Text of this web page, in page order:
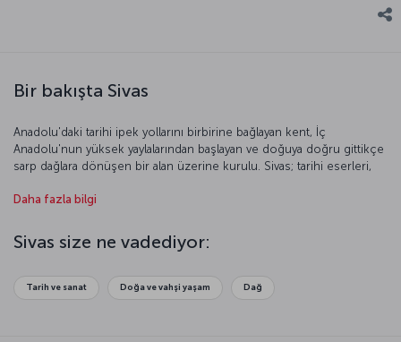
Bir bakışta Sivas
Anadolu'daki tarihi ipek yollarını birbirine bağlayan kent, İç
Anadolu'nun yüksek yaylalarından başlayan ve doğuya doğru gittikçe
sarp dağlara dönüşen bir alan üzerine kurulu. Sivas; tarihi eserleri,
yaylaları, kümbetleri ve türbeleriyle önemli bir turizm kenti. Her yıl
öneririz.
Daha fazla bilgi
Sivas size ne vadediyor:
Tarih ve sanat Doğa ve vahşi yaşam Dağ